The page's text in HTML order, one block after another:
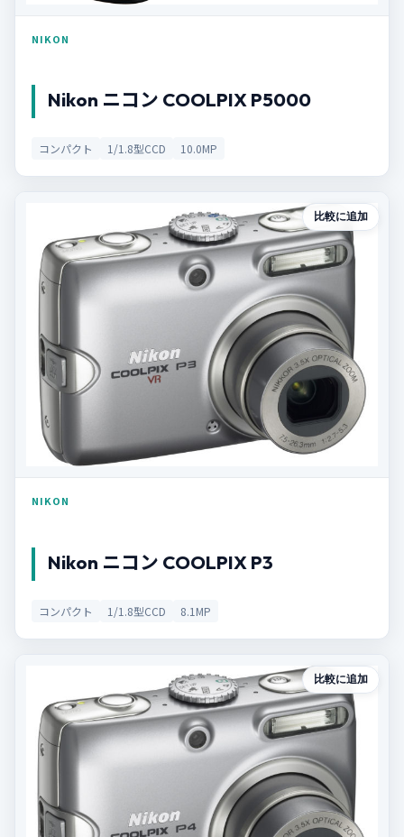
NIKON
Nikon ニコン COOLPIX P5000
コンパクト 1/1.8型CCD 10.0MP
比較に追加
NIKON
Nikon ニコン COOLPIX P3
コンパクト 1/1.8型CCD 8.1MP
比較に追加